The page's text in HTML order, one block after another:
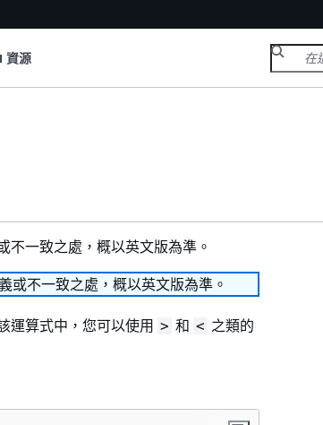
資源
不一致之處，概以英文版為準。
或不一致之處，概以英文版為準。
運算式中，您可以使用 > 和 < 之類的